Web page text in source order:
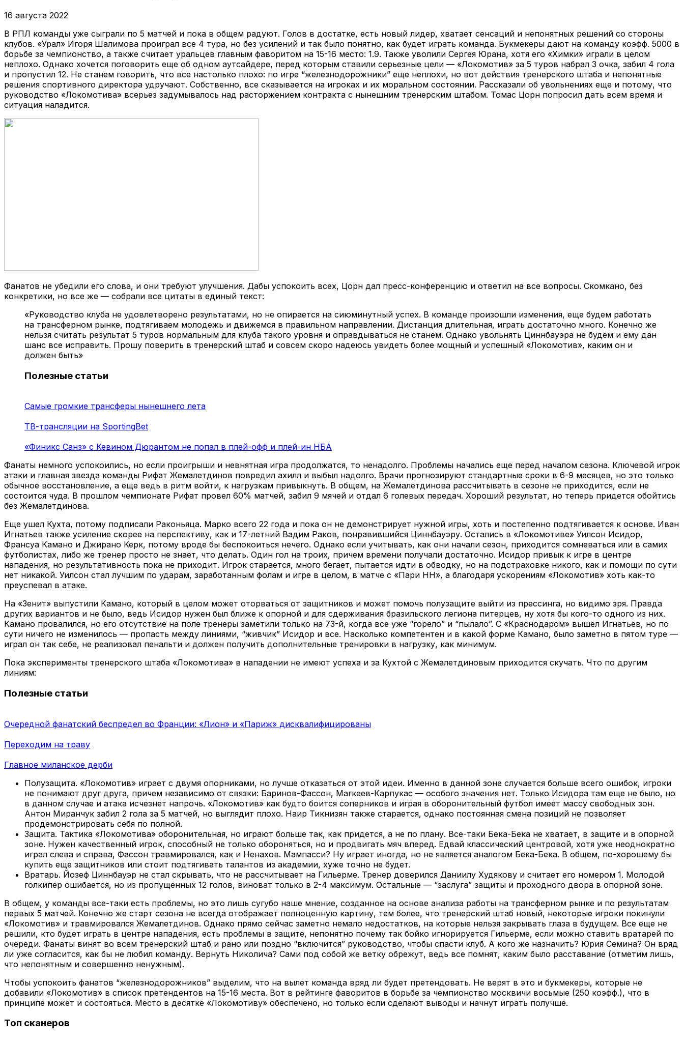
16 августа 2022
В РПЛ команды уже сыграли по 5 матчей и пока в общем радуют. Голов в достатке, есть новый лидер, хватает сенсаций и непонятных решений со стороны
клубов. «Урал» Игоря Шалимова проиграл все 4 тура, но без усилений и так было понятно, как будет играть команда. Букмекеры дают на команду коэфф. 5000 в
борьбе за чемпионство, а также считает уральцев главным фаворитом на 15-16 место: 1.9. Также уволили Сергея Юрана, хотя его «Химки» играли в целом
неплохо. Однако хочется поговорить еще об одном аутсайдере, перед которым ставили серьезные цели — «Локомотив» за 5 туров набрал 3 очка, забил 4 гола
и пропустил 12. Не станем говорить, что все настолько плохо: по игре “железнодорожники” еще неплохи, но вот действия тренерского штаба и непонятные
решения спортивного директора удручают. Собственно, все сказывается на игроках и их моральном состоянии. Рассказали об увольнениях еще и потому, что
руководство «Локомотива» всерьез задумывалось над расторжением контракта с нынешним тренерским штабом. Томас Цорн попросил дать всем время и
ситуация наладится.
Фанатов не убедили его слова, и они требуют улучшения. Дабы успокоить всех, Цорн дал пресс-конференцию и ответил на все вопросы. Скомкано, без
конкретики, но все же — собрали все цитаты в единый текст:
«Руководство клуба не удовлетворено результатами, но не опирается на сиюминутный успех. В команде произошли изменения, еще будем работать
на трансферном рынке, подтягиваем молодежь и движемся в правильном направлении. Дистанция длительная, играть достаточно много. Конечно же
нельзя считать результат 5 туров нормальным для клуба такого уровня и оправдываться не станем. Однако увольнять Циннбауэра не будем и ему дан
шанс все исправить. Прошу поверить в тренерский штаб и совсем скоро надеюсь увидеть более мощный и успешный «Локомотив», каким он и
должен быть»
Полезные статьи
Самые громкие трансферы нынешнего лета
ТВ-трансляции на SportingBet
«Финикс Санз» с Кевином Дюрантом не попал в плей-офф и плей-ин НБА
Фанаты немного успокоились, но если проигрыши и невнятная игра продолжатся, то ненадолго. Проблемы начались еще перед началом сезона. Ключевой игрок
атаки и главная звезда команды Рифат Жемалетдинов повредил ахилл и выбыл надолго. Врачи прогнозируют стандартные сроки в 6-9 месяцев, но это только
обычное восстановление, а еще ведь в ритм войти, к нагрузкам привыкнуть. В общем, на Жемалетдинова рассчитывать в сезоне не приходится, если не
состоится чуда. В прошлом чемпионате Рифат провел 60% матчей, забил 9 мячей и отдал 6 голевых передач. Хороший результат, но теперь придется обойтись
без Жемалетдинова.
Еще ушел Кухта, потому подписали Раконьяца. Марко всего 22 года и пока он не демонстрирует нужной игры, хоть и постепенно подтягивается к основе. Иван
Игнатьев также усиление скорее на перспективу, как и 17-летний Вадим Раков, понравившийся Циннбауэру. Остались в «Локомотиве» Уилсон Исидор,
Франсуа Камано и Джирано Керк, потому вроде бы беспокоиться нечего. Однако если учитывать, как они начали сезон, приходится сомневаться или в самих
футболистах, либо же тренер просто не знает, что делать. Один гол на троих, причем времени получали достаточно. Исидор привык к игре в центре
нападения, но результативность пока не приходит. Игрок старается, много бегает, пытается идти в обводку, но на подстраховке никого, как и помощи по сути
нет никакой. Уилсон стал лучшим по ударам, заработанным фолам и игре в целом, в матче с «Пари НН», а благодаря ускорениям «Локомотив» хоть как-то
преуспевал в атаке.
На «Зенит» выпустили Камано, который в целом может оторваться от защитников и может помочь полузащите выйти из прессинга, но видимо зря. Правда
других вариантов и не было, ведь Исидор нужен был ближе к опорной и для сдерживания бразильского легиона питерцев, ну хотя бы кого-то одного из них.
Камано провалился, но его отсутствие на поле тренеры заметили только на 73-й, когда все уже “горело” и “пылало”. С «Краснодаром» вышел Игнатьев, но по
сути ничего не изменилось — пропасть между линиями, “живчик” Исидор и все. Насколько компетентен и в какой форме Камано, было заметно в пятом туре —
играл он так себе, не реализовал пенальти и должен получить дополнительные тренировки в нагрузку, как минимум.
Пока эксперименты тренерского штаба «Локомотива» в нападении не имеют успеха и за Кухтой с Жемалетдиновым приходится скучать. Что по другим
линиям:
Полезные статьи
Очередной фанатский беспредел во Франции: «Лион» и «Париж» дисквалифицированы
Переходим на траву
Главное миланское дерби
Полузащита. «Локомотив» играет с двумя опорниками, но лучше отказаться от этой идеи. Именно в данной зоне случается больше всего ошибок, игроки
не понимают друг друга, причем независимо от связки: Баринов-Фассон, Магкеев-Карпукас — особого значения нет. Только Исидора там еще не было, но
в данном случае и атака исчезнет напрочь. «Локомотив» как будто боится соперников и играя в оборонительный футбол имеет массу свободных зон.
Антон Миранчук забил 2 гола за 5 матчей, но выглядит плохо. Наир Тикнизян также старается, однако постоянная смена позиций не позволяет
продемонстрировать себя по полной.
Защита. Тактика «Локомотива» оборонительная, но играют больше так, как придется, а не по плану. Все-таки Бека-Бека не хватает, в защите и в опорной
зоне. Нужен качественный игрок, способный не только обороняться, но и продвигать мяч вперед. Едвай классический центровой, хотя уже неоднократно
играл слева и справа, Фассон травмировался, как и Ненахов. Мампасси? Ну играет иногда, но не является аналогом Бека-Бека. В общем, по-хорошему бы
купить еще защитников или стоит подтягивать талантов из академии, хуже точно не будет.
Вратарь. Йозеф Циннбауэр не стал скрывать, что не рассчитывает на Гильерме. Тренер доверился Даниилу Худякову и считает его номером 1. Молодой
голкипер ошибается, но из пропущенных 12 голов, виноват только в 2-4 максимум. Остальные — “заслуга” защиты и проходного двора в опорной зоне.
В общем, у команды все-таки есть проблемы, но это лишь сугубо наше мнение, созданное на основе анализа работы на трансферном рынке и по результатам
первых 5 матчей. Конечно же старт сезона не всегда отображает полноценную картину, тем более, что тренерский штаб новый, некоторые игроки покинули
«Локомотив» и травмировался Жемалетдинов. Однако прямо сейчас заметно немало недостатков, на которые нельзя закрывать глаза в будущем. Все еще не
решили, кто будет играть в центре нападения, есть проблемы в защите, непонятно почему так бойко игнорируется Гильерме, если можно ставить вратарей по
очереди. Фанаты винят во всем тренерский штаб и рано или поздно “включится” руководство, чтобы спасти клуб. А кого же назначить? Юрия Семина? Он вряд
ли уже согласится, как бы не любил команду. Вернуть Николича? Сами под собой же ветку обрежут, ведь все помнят, каким было расставание (отметим лишь,
что непонятным и совершенно ненужным).
Чтобы успокоить фанатов “железнодорожников” выделим, что на вылет команда вряд ли будет претендовать. Не верят в это и букмекеры, которые не
добавили «Локомотив» в список претендентов на 15-16 места. Вот в рейтинге фаворитов в борьбе за чемпионство москвичи восьмые (250 коэфф.), что в
принципе может и состояться. Место в десятке «Локомотиву» обеспечено, но только если сделают выводы и начнут играть получше.
Топ сканеров